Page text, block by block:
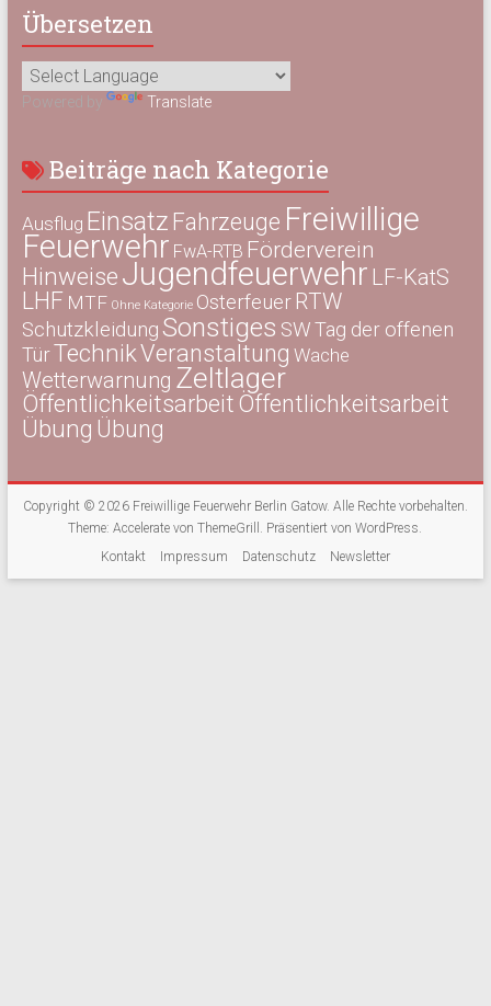
Übersetzen
Powered by Translate
Beiträge nach Kategorie
Ausflug Einsatz Fahrzeuge Freiwillige
Feuerwehr FwA-RTB Förderverein
HinweiseJugendfeuerwehr LF-KatS
LHF MTF Ohne Kategorie Osterfeuer RTW
SchutzkleidungSonstiges SWTag der offenen
TürTechnikVeranstaltung Wache
Wetterwarnung Zeltlager
Öffentlichkeitsarbeit Öffentlichkeitsarbeit
Übung Übung
Copyright © 2026 Freiwillige Feuerwehr Berlin Gatow. Alle Rechte vorbehalten.
Theme:Accelerate von ThemeGrill. Präsentiert vonWordPress
Kontakt
Impressum Datenschutz Newsletter